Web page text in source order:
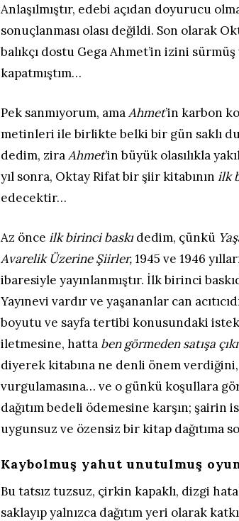
Anlaşılmıştır, edebi açıdan doyurucu
sonuçlanması olası değildi. Son olarak
balıkçı dostu Gega Ahmet’in izini sürmüş
kapatmıştım…
Pek sanmıyorum, amaAhmet’in karbon
metinleri ile birlikte belki bir gün saklı
dedim, ziraAhmet’in büyük olasılıkla
yıl sonra, Oktay Rifat bir şiir kitabınınilk
edecektir…
Az önceilk birinci baskıdedim, çünkü
Avarelik Üzerine Şiirler,1945 ve 1946
ibaresiyle yayınlanmıştır. İlk birinci
Yayınevi vardır ve yaşananlar can
boyutu ve sayfa tertibi konusundaki
iletmesine, hatta ben görmeden satışa
diyerek kitabına ne denli önem
vurgulamasına… ve o günkü koşullara
dağıtım bedeli ödemesine karşın;
uygunsuz ve özensiz bir kitap dağıtıma
Kaybolmuş yahut unutulmuş
Bu tatsız tuzsuz, çirkin kapaklı, dizgi
saklayıp yalnızca dağıtım yeri olarak